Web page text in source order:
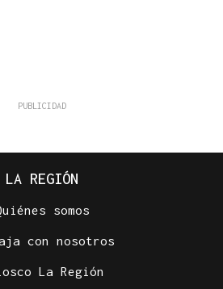
LA REGIÓN
somos
con nosotros
La Región